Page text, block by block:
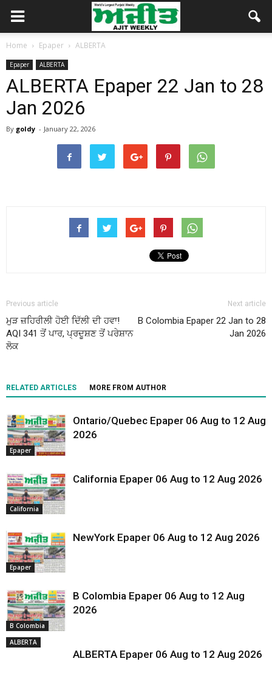
Home Epaper ALBERTA
Epaper ALBERTA
ALBERTA Epaper 22 Jan to 28
Jan 2026
By goldy - January 22, 2026
Previous article
ਮੁੜ ਜ਼ਹਿਰੀਲੀ ਹੋਈ ਦਿੱਲੀ ਦੀ ਹਵਾ!
AQI 341 ਤੋਂ ਪਾਰ, ਪ੍ਰਦੂਸ਼ਣ ਤੋਂ ਪਰੇਸ਼ਾਨ
ਲੋਕ
Next article
B Colombia Epaper 22 Jan to 28
Jan 2026
RELATED ARTICLES MORE FROM AUTHOR
Epaper
Ontario/Quebec Epaper 06 Aug to 12 Aug
2026
California
California Epaper 06 Aug to 12 Aug 2026
Epaper
NewYork Epaper 06 Aug to 12 Aug 2026
B Colombia
B Colombia Epaper 06 Aug to 12 Aug
2026
ALBERTA
ALBERTA Epaper 06 Aug to 12 Aug 2026